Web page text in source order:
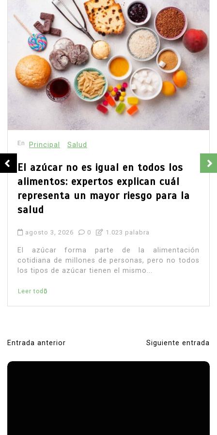
Estados Principal
David Monreal vincula campo,
seguridad y paz para Zacatecas
agosto 5, 2026 0 638 palabras
El gobernador planteó que apoyar la producción
rural también protege comunidades y patrimonio.
La apuesta política ya está trazada.
campo zacatecano
Claudia Sheinbaum
David Monreal
desarrollo rural
extorsión
paz en Zacatecas
Sombrerete
Leer todo
N
a
Entrada anterior Siguiente entrada